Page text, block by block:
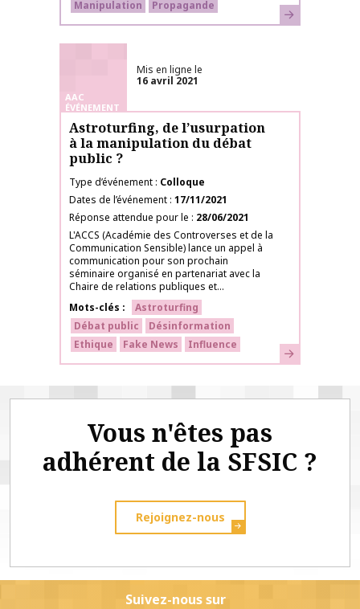
Manipulation
Propagande En savoir plus
AAC
ÉVÉNEMENT
Mis en ligne le
16 avril 2021
Astroturfing, de l’usurpation
à la manipulation du débat
public ?
Type d’événement Colloque
Dates de l’événement 17/11/2021
Réponse attendue pour le
28/06/2021
L'ACCS (Académie des Controverses et de la
Communication Sensible) lance un appel à
communication pour son prochain
séminaire organisé en partenariat avec la
Chaire de relations publiques et...
Mots-clés
Astroturfing
Débat public
Désinformation
Ethique
Fake News Influence En savoir plus
Vous n'êtes pas
adhérent de la SFSIC ?
Rejoignez-nous
Suivez-nous sur